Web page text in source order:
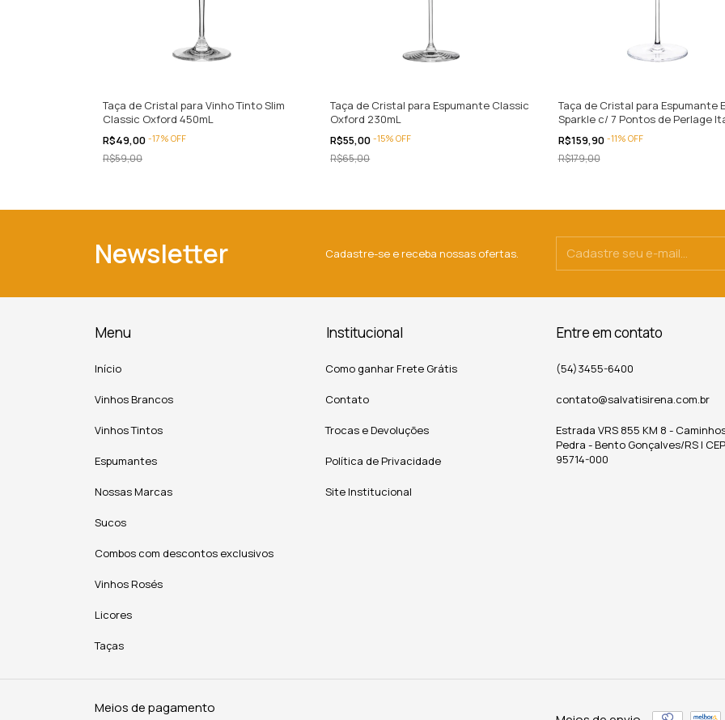
Taça de Cristal para Vinho Tinto Slim
Classic Oxford 450mL
R$49,00 -17% OFF
R$59,00
Taça de Cristal para Espumante Classic
Oxford 230mL
R$55,00-15%OFF
R$65,00
Taça de Cristal para Espumante
Sparkle c/ 7 Pontos de Perlage
480mL
R$159,90 -11% OFF
R$179,00
Newsletter Cadastre-se e receba nossas ofertas.
Menu
Início
Vinhos Brancos
Vinhos Tintos
Espumantes
Nossas Marcas
Sucos
Combos com descontos exclusivos
Vinhos Rosés
Licores
Taças
Institucional
Como ganhar Frete Grátis
Contato
Trocas e Devoluções
Política de Privacidade
Site Institucional
Entre em contato
(54)3455-6400
contato@salvatisirena.com.br
Estrada VRS 855 KM 8 -
Pedra - Bento Gonçalves/RS |
95714-000
Meios de pagamento